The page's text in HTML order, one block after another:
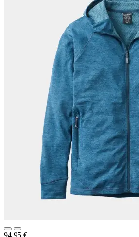
94,95 €